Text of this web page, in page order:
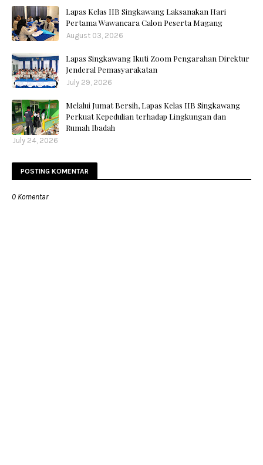
Lapas Kelas IIB Singkawang Laksanakan Hari
Pertama Wawancara Calon Peserta Magang
August 03, 2026
Lapas Singkawang Ikuti Zoom Pengarahan Direktur
Jenderal Pemasyarakatan
July 29, 2026
Melalui Jumat Bersih, Lapas Kelas IIB Singkawang
Perkuat Kepedulian terhadap Lingkungan dan
Rumah Ibadah
July 24, 2026
POSTING KOMENTAR
0 Komentar